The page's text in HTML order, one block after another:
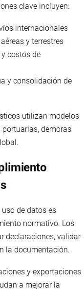
clave incluyen:
internacionales
y terrestres
costos de
y consolidación de
utilizan modelos
demoras
de datos es
normativo. Los
declaraciones, validar
la documentación.
y exportaciones
a mejorar la